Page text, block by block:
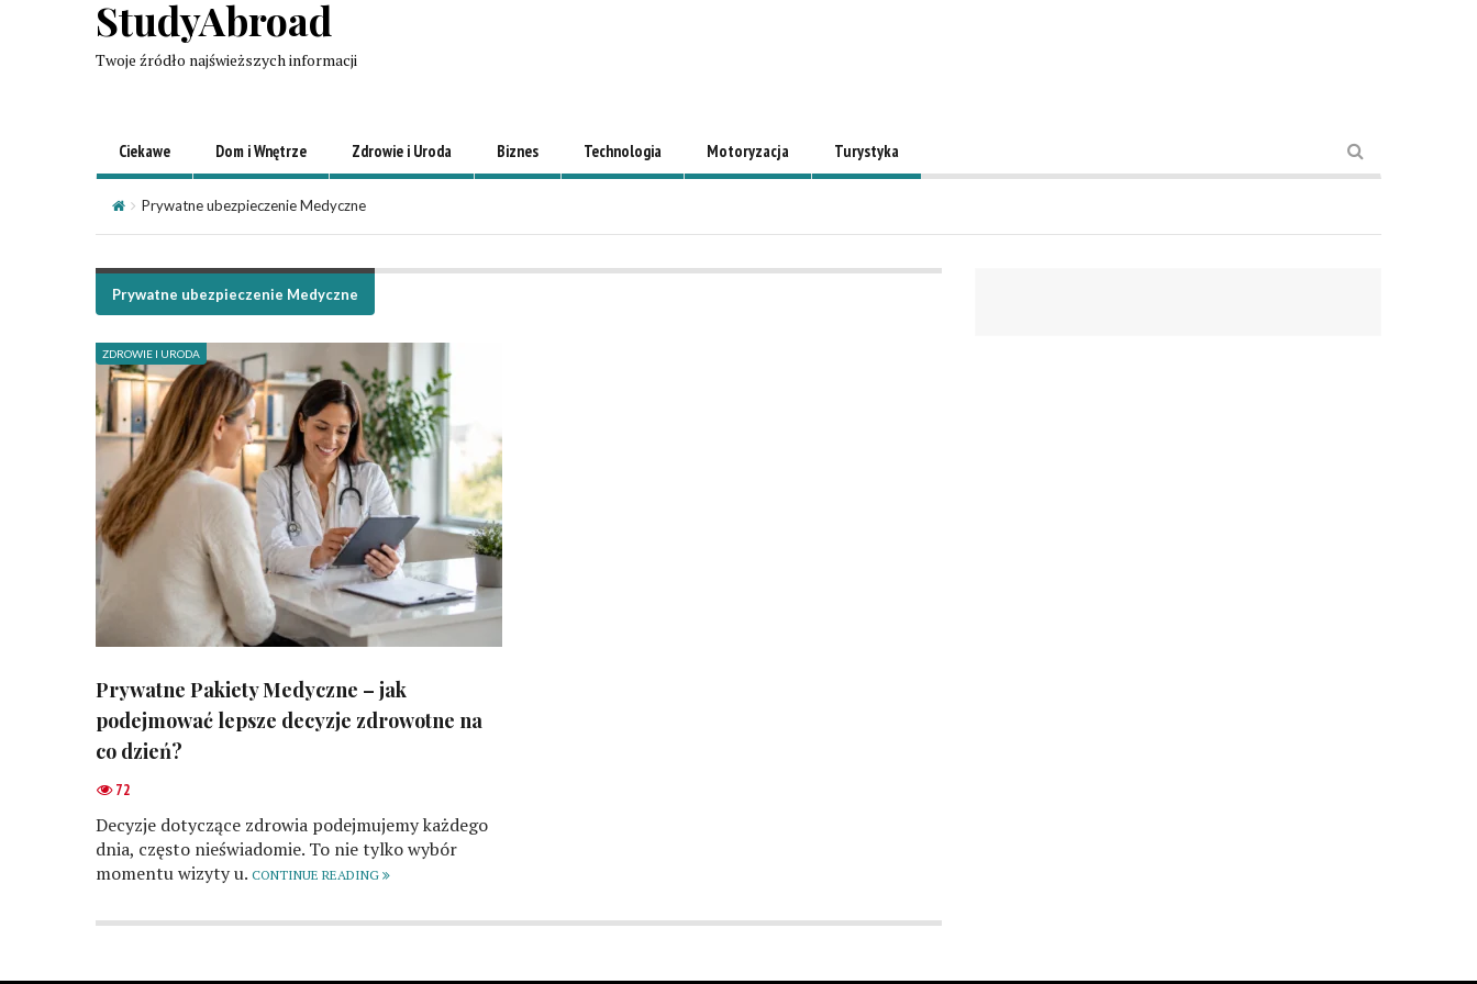
StudyAbroad
Twoje źródło najświeższych informacji
Ciekawe Dom i Wnętrze Zdrowie i Uroda Biznes Technologia Motoryzacja Turystyka
Prywatne ubezpieczenie Medyczne
Prywatne ubezpieczenie Medyczne
ZDROWIE I URODA
Prywatne Pakiety Medyczne – jak
podejmować lepsze decyzje zdrowotne na
co dzień?
72
Decyzje dotyczące zdrowia podejmujemy każdego
dnia, często nieświadomie. To nie tylko wybór
momentu wizyty u. CONTINUE READING